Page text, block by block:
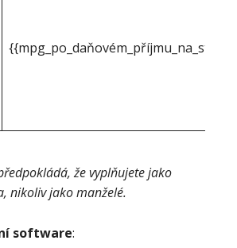
že vyplňujete jako
nikoliv jako manželé.
software: